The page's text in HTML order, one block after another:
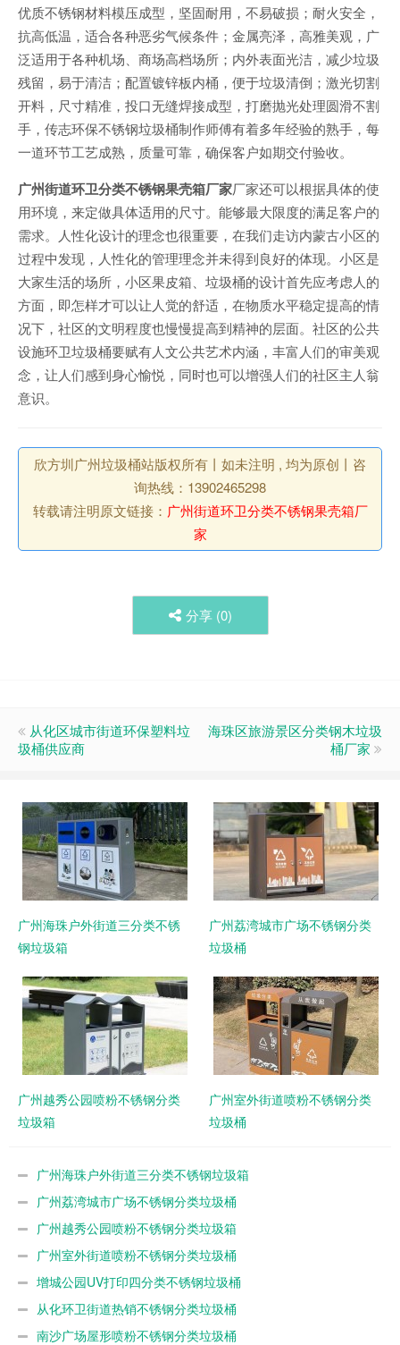
优质不锈钢材料模压成型，坚固耐用，不易破损；耐火安全，
抗高低温，适合各种恶劣气候条件；金属亮泽，高雅美观，广
泛适用于各种机场、商场高档场所；内外表面光洁，减少垃圾
残留，易于清洁；配置镀锌板内桶，便于垃圾清倒；激光切割
开料，尺寸精准，投口无缝焊接成型，打磨抛光处理圆滑不割
手，传志环保不锈钢垃圾桶制作师傅有着多年经验的熟手，每
一道环节工艺成熟，质量可靠，确保客户如期交付验收。
广州街道环卫分类不锈钢果壳箱厂家厂家还可以根据具体的使
用环境，来定做具体适用的尺寸。能够最大限度的满足客户的
需求。人性化设计的理念也很重要，在我们走访内蒙古小区的
过程中发现，人性化的管理理念并未得到良好的体现。小区是
大家生活的场所，小区果皮箱、垃圾桶的设计首先应考虑人的
方面，即怎样才可以让人觉的舒适，在物质水平稳定提高的情
况下，社区的文明程度也慢慢提高到精神的层面。社区的公共
设施环卫垃圾桶要赋有人文公共艺术内涵，丰富人们的审美观
念，让人们感到身心愉悦，同时也可以增强人们的社区主人翁
意识。
欣方圳广州垃圾桶站版权所有丨如未注明 , 均为原创丨咨
询热线：13902465298
转载请注明原文链接： 广州街道环卫分类不锈钢果壳箱厂
家
分享 (0)
从化区城市街道环保塑料垃
圾桶供应商
海珠区旅游景区分类钢木垃圾
桶厂家
广州海珠户外街道三分类不锈
钢垃圾箱
广州荔湾城市广场不锈钢分类
垃圾桶
广州越秀公园喷粉不锈钢分类
垃圾箱
广州室外街道喷粉不锈钢分类
垃圾桶
广州海珠户外街道三分类不锈钢垃圾箱
广州荔湾城市广场不锈钢分类垃圾桶
广州越秀公园喷粉不锈钢分类垃圾箱
广州室外街道喷粉不锈钢分类垃圾桶
增城公园UV打印四分类不锈钢垃圾桶
从化环卫街道热销不锈钢分类垃圾桶
南沙广场屋形喷粉不锈钢分类垃圾桶